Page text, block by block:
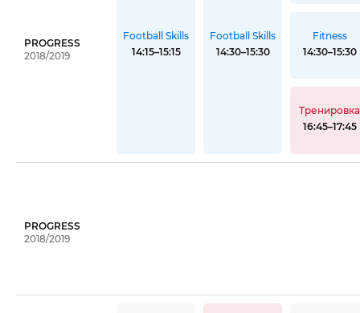
PROGRESS
2018/2019
Football Skills
14:15–15:15
Football Skills
14:30–15:30
Fitness
14:30–15:30
Тренировка
16:45–17:45
PROGRESS
2018/2019